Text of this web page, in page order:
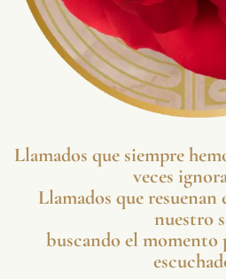
Llamados que siempre
veces
Llamados que
nuestro
buscando el momento